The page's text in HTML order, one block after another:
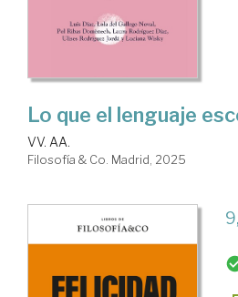
Lo que el lenguaje
VV. AA.
Filosofía & Co. Madrid, 2025